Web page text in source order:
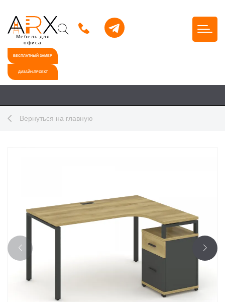
Мебель для
офиса
БЕСПЛАТНЫЙ ЗАМЕР
ДИЗАЙН-ПРОЕКТ
Вернуться на главную